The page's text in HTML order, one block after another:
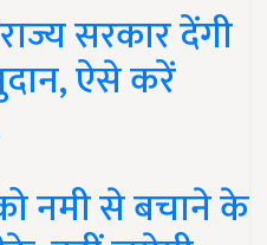
सरकार देंगी
ऐसे करें
नमी से बचाने के